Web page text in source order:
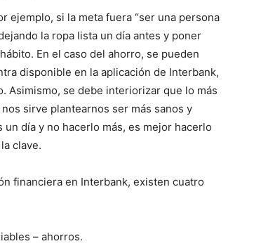
ejemplo, si la meta fuera “ser una persona
la ropa lista un día antes y poner
En el caso del ahorro, se pueden
disponible en la aplicación de Interbank,
Asimismo, se debe interiorizar que lo más
sirve plantearnos ser más sanos y
día y no hacerlo más, es mejor hacerlo
clave.
financiera en Interbank, existen cuatro
– ahorros.